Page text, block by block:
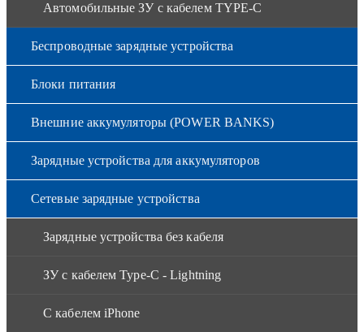
Автомобильные ЗУ с кабелем TYPE-C
Беспроводные зарядные устройства
Блоки питания
Внешние аккумуляторы (POWER BANKS)
Зарядные устройства для аккумуляторов
Сетевые зарядные устройства
Зарядные устройства без кабеля
ЗУ с кабелем Type-C - Lightning
С кабелем iPhone